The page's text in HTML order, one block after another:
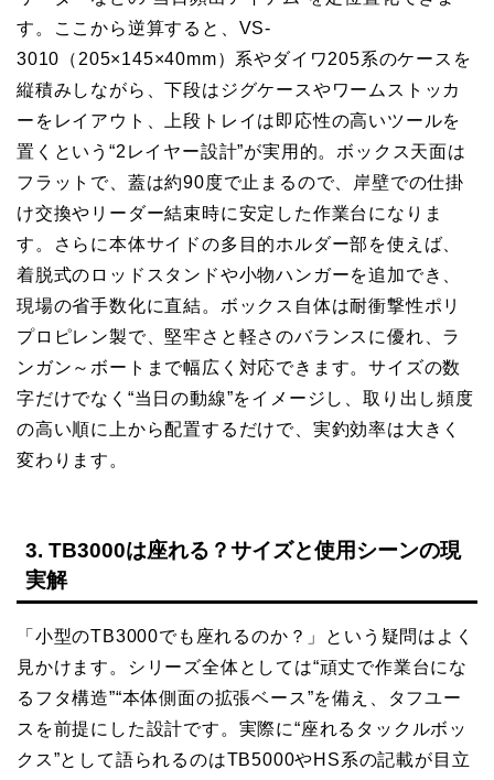
す。ここから逆算すると、VS-
3010（205×145×40mm）系やダイワ205系のケースを
縦積みしながら、下段はジグケースやワームストッカ
ーをレイアウト、上段トレイは即応性の高いツールを
置くという“2レイヤー設計”が実用的。ボックス天面は
フラットで、蓋は約90度で止まるので、岸壁での仕掛
け交換やリーダー結束時に安定した作業台になりま
す。さらに本体サイドの多目的ホルダー部を使えば、
着脱式のロッドスタンドや小物ハンガーを追加でき、
現場の省手数化に直結。ボックス自体は耐衝撃性ポリ
プロピレン製で、堅牢さと軽さのバランスに優れ、ラ
ンガン～ボートまで幅広く対応できます。サイズの数
字だけでなく“当日の動線”をイメージし、取り出し頻度
の高い順に上から配置するだけで、実釣効率は大きく
変わります。
3. TB3000は座れる？サイズと使用シーンの現
実解
「小型のTB3000でも座れるのか？」という疑問はよく
見かけます。シリーズ全体としては“頑丈で作業台にな
るフタ構造”“本体側面の拡張ベース”を備え、タフユー
スを前提にした設計です。実際に“座れるタックルボッ
クス”として語られるのはTB5000やHS系の記載が目立